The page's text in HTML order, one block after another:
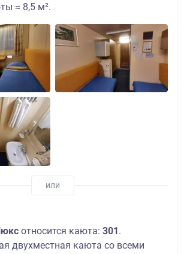
≈ 8,5 м².
относится каюта: 301.
двухместная каюта со всеми